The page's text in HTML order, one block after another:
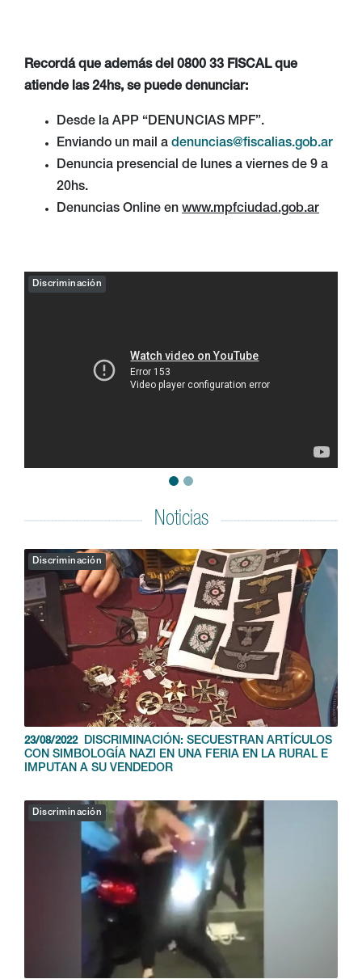
Recordá que además del 0800 33 FISCAL que
atiende las 24hs, se puede denunciar:
Desde la APP “DENUNCIAS MPF”.
Enviando un mail a denuncias@fiscalias.gob.ar
Denuncia presencial de lunes a viernes de 9 a
20hs.
Denuncias Online en www.mpfciudad.gob.ar
Discriminación
Discriminación
23/08/2022
DISCRIMINACIÓN: SECUESTRAN ARTÍCULOS
CON SIMBOLOGÍA NAZI EN UNA FERIA EN LA RURAL E
Discriminación